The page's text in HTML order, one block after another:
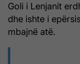
Goli i Lenjanit
dhe ishte i
mbajnë atë.